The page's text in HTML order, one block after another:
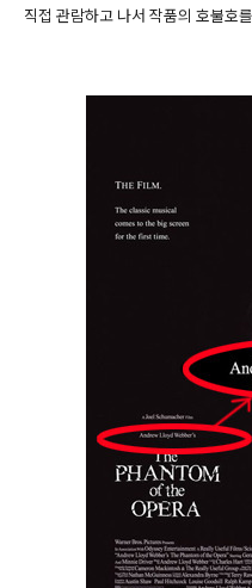
직접 관람하고 나서 작품의 호불호